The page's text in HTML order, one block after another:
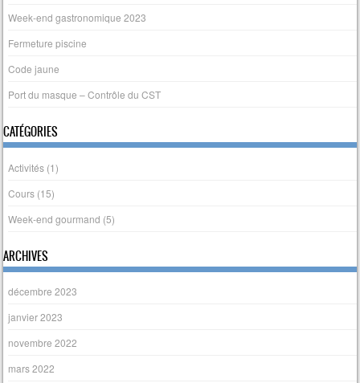
Week-end gastronomique 2023
Fermeture piscine
Code jaune
Port du masque – Contrôle du CST
CATÉGORIES
Activités (1)
Cours (15)
Week-end gourmand (5)
ARCHIVES
décembre 2023
janvier 2023
novembre 2022
mars 2022